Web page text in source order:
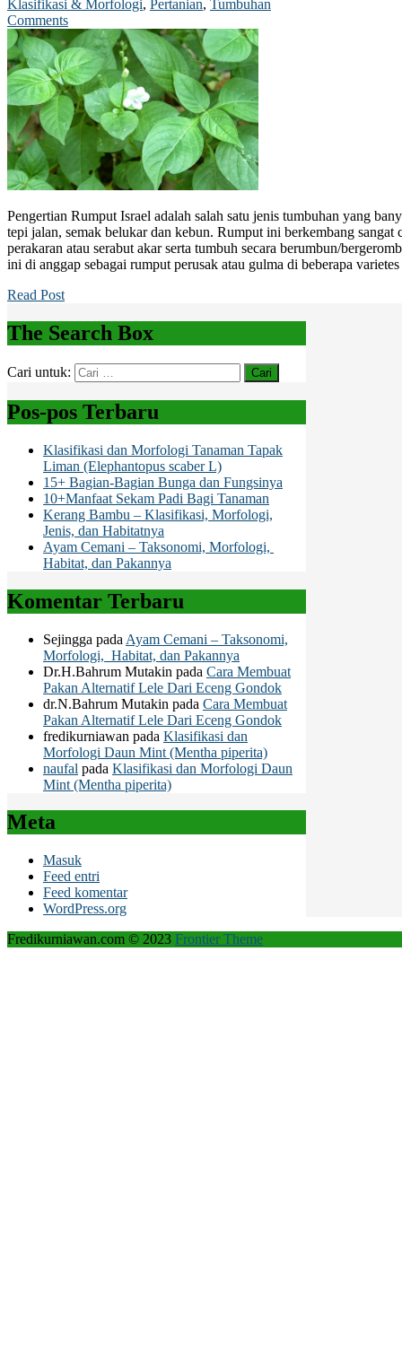
Klasifikasi & Morfologi, Pertanian, Tumbuhan
Comments
Pengertian Rumput Israel adalah salah satu jenis tumbuhan yang
tepi jalan, semak belukar dan kebun. Rumput ini berkembang sangat
perakaran atau serabut akar serta tumbuh secara berumbun/
ini di anggap sebagai rumput perusak atau gulma di beberapa
Read Post
The Search Box
Cari untuk:
Pos-pos Terbaru
Klasifikasi dan Morfologi Tanaman Tapak
Liman (Elephantopus scaber L)
15+ Bagian-Bagian Bunga dan Fungsinya
10+Manfaat Sekam Padi Bagi Tanaman
Kerang Bambu – Klasifikasi, Morfologi,
Jenis, dan Habitatnya
Ayam Cemani – Taksonomi, Morfologi,
Habitat, dan Pakannya
Komentar Terbaru
Sejingga pada Ayam Cemani – Taksonomi,
Morfologi, Habitat, dan Pakannya
Dr.H.Bahrum Mutakin pada Cara Membuat
Pakan Alternatif Lele Dari Eceng Gondok
dr.N.Bahrum Mutakin pada Cara Membuat
Pakan Alternatif Lele Dari Eceng Gondok
fredikurniawan pada Klasifikasi dan
Morfologi Daun Mint (Mentha piperita)
naufal pada Klasifikasi dan Morfologi Daun
Mint (Mentha piperita)
Meta
Masuk
Feed entri
Feed komentar
WordPress.org
Fredikurniawan.com © 2023 Frontier Theme